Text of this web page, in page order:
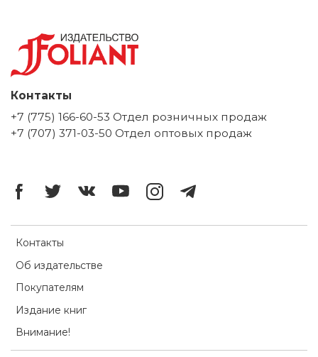
Контакты
Об издательстве
Покупателям
Издание книг
Внимание!
Контакты
+7 (775) 166-60-53 Отдел розничных продаж
+7 (707) 371-03-50 Отдел оптовых продаж